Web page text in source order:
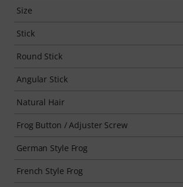
Size
Stick
Round Stick
Angular Stick
Natural Hair
Frog Button / Adjuster Screw
German Style Frog
French Style Frog